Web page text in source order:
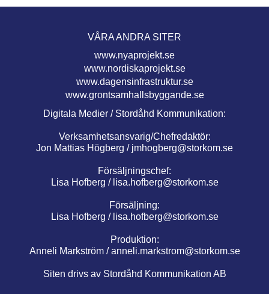
VÅRA ANDRA SITER
www.nyaprojekt.se
www.nordiskaprojekt.se
www.dagensinfrastruktur.se
www.grontsamhallsbyggande.se
Digitala Medier / Stordåhd Kommunikation:
Verksamhetsansvarig/Chefredaktör:
Jon Mattias Högberg / jmhogberg@storkom.se
Försäljningschef:
Lisa Hofberg / lisa.hofberg@storkom.se
Försäljning:
Lisa Hofberg / lisa.hofberg@storkom.se
Produktion:
Anneli Markström /anneli.markstrom@storkom.se
Siten drivs av Stordåhd Kommunikation AB